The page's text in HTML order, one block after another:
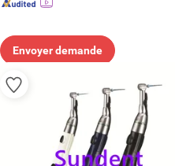
Envoyer demande